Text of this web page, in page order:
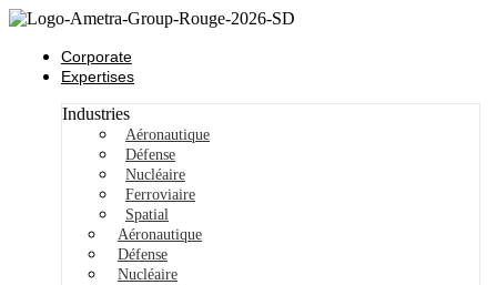
Corporate
Expertises
Industries
Aéronautique
Défense
Nucléaire
Ferroviaire
Spatial
Aéronautique
Défense
Nucléaire